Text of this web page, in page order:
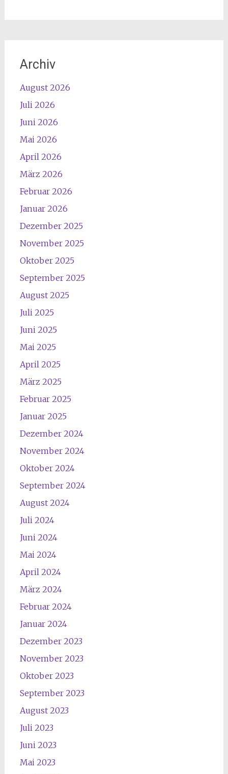
Archiv
August 2026
Juli 2026
Juni 2026
Mai 2026
April 2026
März 2026
Februar 2026
Januar 2026
Dezember 2025
November 2025
Oktober 2025
September 2025
August 2025
Juli 2025
Juni 2025
Mai 2025
April 2025
März 2025
Februar 2025
Januar 2025
Dezember 2024
November 2024
Oktober 2024
September 2024
August 2024
Juli 2024
Juni 2024
Mai 2024
April 2024
März 2024
Februar 2024
Januar 2024
Dezember 2023
November 2023
Oktober 2023
September 2023
August 2023
Juli 2023
Juni 2023
Mai 2023